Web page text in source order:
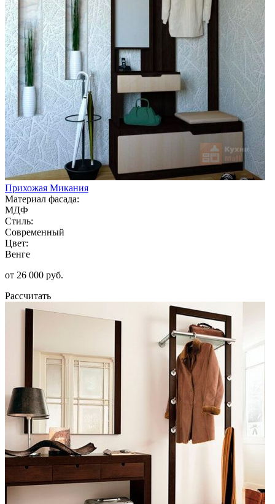
Прихожая Микания
Материал фасада:
МДФ
Стиль:
Современный
Цвет:
Венге
от 26 000 руб.
Рассчитать